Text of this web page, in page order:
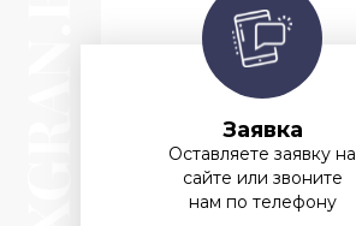
Заявка
Оставляете заявку на
сайте или звоните
нам по телефону